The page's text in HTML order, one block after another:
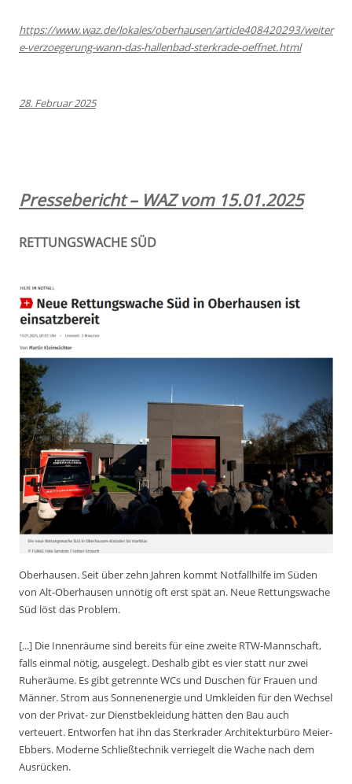
https://www.waz.de/lokales/oberhausen/article408420293/weiter
e-verzoegerung-wann-das-hallenbad-sterkrade-oeffnet.html
28. Februar 2025
Pressebericht – WAZ vom 15.01.2025
RETTUNGSWACHE SÜD
Oberhausen.Seit über zehn Jahren kommt Notfallhilfe im Süden
von Alt-Oberhausen unnötig oft erst spät an. Neue Rettungswache
Süd löst das Problem.
[...] Die Innenräume sind bereits für eine zweite RTW-Mannschaft,
falls einmal nötig, ausgelegt. Deshalb gibt es vier statt nur zwei
Ruheräume. Es gibt getrennte WCs und Duschen für Frauen und
Männer. Strom aus Sonnenenergie und Umkleiden für den Wechsel
von der Privat- zur Dienstbekleidung hätten den Bau auch
verteuert. Entworfen hat ihn das Sterkrader Architekturbüro Meier-
Ebbers. Moderne Schließtechnik verriegelt die Wache nach dem
Ausrücken.